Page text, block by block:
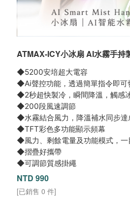
ATMAX-ICY小冰扇 AI水霧手持
◆5200安培超大電容
◆Ai聲控功能，透過簡單指令即可
◆2秒超快製冷，瞬間降溫，觸感
◆200段風速調節
◆水霧結合風力，降溫補水同步達
◆TFT彩色多功能顯示頻幕
◆風力、剩餘電量及功能模式，一
◆摺疊好攜帶
◆可調節質感掛繩
NTD 990
[已銷售 0 件]